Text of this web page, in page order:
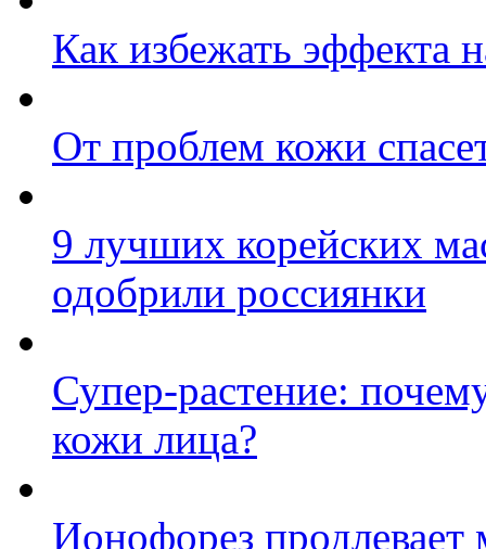
Как избежать эффекта
От проблем кожи
9 лучших корейских
одобрили россиянки
Супер-растение:
кожи лица?
Ионофорез продлевает